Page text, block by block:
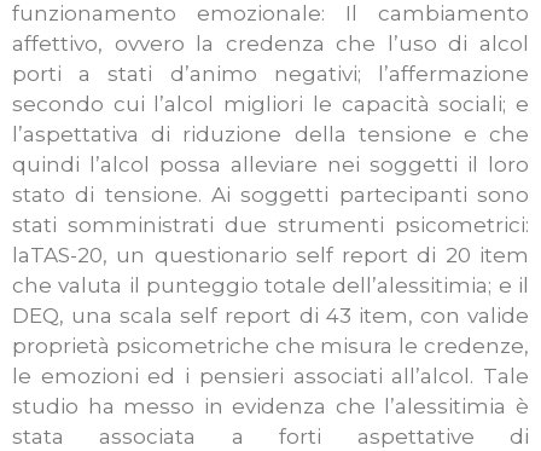
funzionamento emozionale: Il cambiamento
affettivo, ovvero la credenza che l’uso di alcol
porti a stati d’animo negativi; l’affermazione
secondo cui l’alcol migliori le capacità sociali; e
l’aspettativa di riduzione della tensione e che
quindi l’alcol possa alleviare nei soggetti il loro
stato di tensione. Ai soggetti partecipanti sono
stati somministrati due strumenti psicometrici:
laTAS-20, un questionario self report di 20 item
che valuta il punteggio totale dell’alessitimia; e il
DEQ, una scala self report di 43 item, con valide
proprietà psicometriche che misura le credenze,
le emozioni ed i pensieri associati all’alcol. Tale
studio ha messo in evidenza che l’alessitimia è
stata associata a forti aspettative di